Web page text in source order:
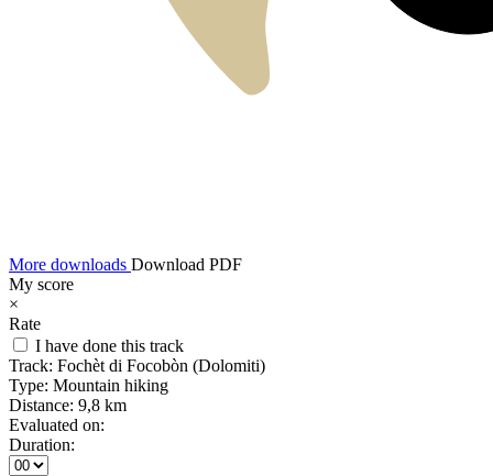
More downloads Download PDF
My score
×
Rate
I have done this track
Track: Fochèt di Focobòn (Dolomiti)
Type: Mountain hiking
Distance: 9,8 km
Evaluated on:
Duration: